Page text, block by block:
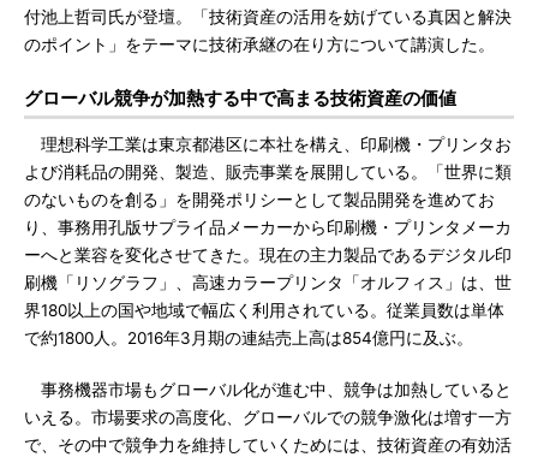
付池上哲司氏が登壇。「技術資産の活用を妨げている真因と解決
のポイント」をテーマに技術承継の在り方について講演した。
グローバル競争が加熱する中で高まる技術資産の価値
理想科学工業は東京都港区に本社を構え、印刷機・プリンタお
よび消耗品の開発、製造、販売事業を展開している。「世界に類
のないものを創る」を開発ポリシーとして製品開発を進めてお
り、事務用孔版サプライ品メーカーから印刷機・プリンタメーカ
ーへと業容を変化させてきた。現在の主力製品であるデジタル印
刷機「リソグラフ」、高速カラープリンタ「オルフィス」は、世
界180以上の国や地域で幅広く利用されている。従業員数は単体
で約1800人。2016年3月期の連結売上高は854億円に及ぶ。
事務機器市場もグローバル化が進む中、競争は加熱していると
いえる。市場要求の高度化、グローバルでの競争激化は増す一方
で、その中で競争力を維持していくためには、技術資産の有効活